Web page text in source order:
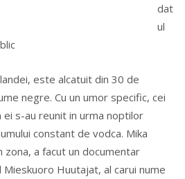
dat
ul
este alcatuit din 30 de
negre. Cu un umor specific, cei
ei s-au reunit in urma noptilor
constant de vodca. Mika
zona, a facut un documentar
Huutajat, al carui nume